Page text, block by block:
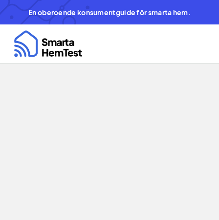
En oberoende konsumentguide för smarta hem.